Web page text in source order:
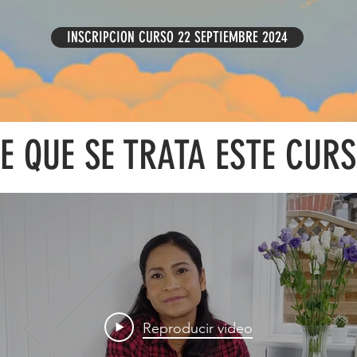
INSCRIPCION CURSO 22 SEPTIEMBRE 2024
QUE SE TRATA ESTE
Reproducir video